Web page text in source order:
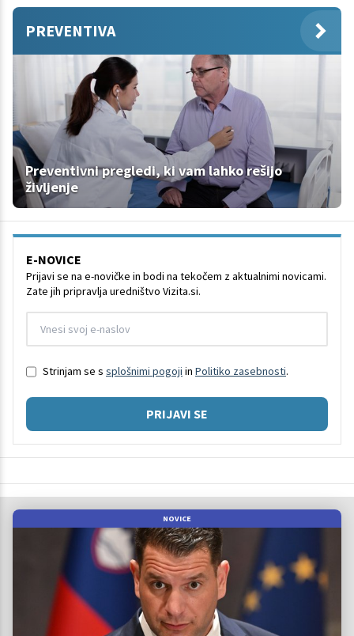
PREVENTIVA
Preventivni pregledi, ki vam lahko rešijo
življenje
E-NOVICE
Prijavi se na e-novičke in bodi na tekočem z aktualnimi novicami.
Zate jih pripravlja uredništvo Vizita.si.
Strinjam se s splošnimi pogoji in Politiko zasebnosti.
PRIJAVI SE
NOVICE